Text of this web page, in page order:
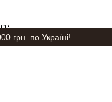
грн. по Україні!